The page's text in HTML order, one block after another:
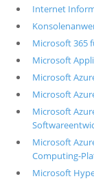
Internet
Microsoft 365
Microsoft
Microsoft
Microsoft
Microsoft
Microsoft
Computing-
Microsoft